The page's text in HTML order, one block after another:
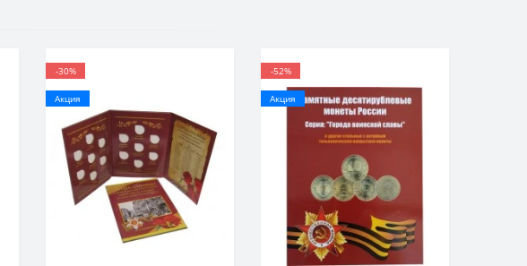
-30%
Акция
-52%
Акция